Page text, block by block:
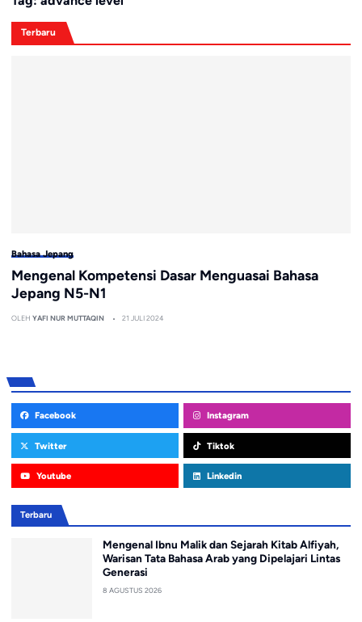
Terbaru
Bahasa Jepang
Mengenal Kompetensi Dasar Menguasai Bahasa
Jepang N5-N1
OLEH YAFI NUR MUTTAQIN 21 JULI 2024
Facebook Instagram
Twitter Tiktok
Youtube Linkedin
Terbaru
Mengenal Ibnu Malik dan Sejarah Kitab Alfiyah,
Warisan Tata Bahasa Arab yang Dipelajari Lintas
Generasi
8 AGUSTUS 2026